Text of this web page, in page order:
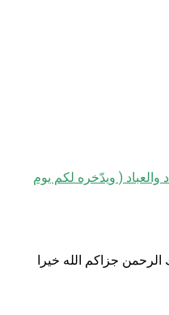
والعباد ( ويدّخره لكم يوم
الرحمن جزاكم الله خيرا